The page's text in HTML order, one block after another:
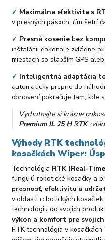
✔ Maximálna efektivita s
v presných pásoch, čím šetrí
✔ Presné kosenie bez
inštalácii dokonale zvládne
miestach so slabším GPS
✔ Inteligentná adaptácia
automaticky prepne do
obnovení pokračuje tam, kde
Vychutnajte si krásne
Premium IL 25 H RTK
Výhody RTK
kosačkách Wiper:
Technológia RTK (Real-
fungujú robotické kosačky a
presnosť, efektivitu a
v oblasti robotických
technológiu do svojich
výkon a komfort pre
RTK technológia v